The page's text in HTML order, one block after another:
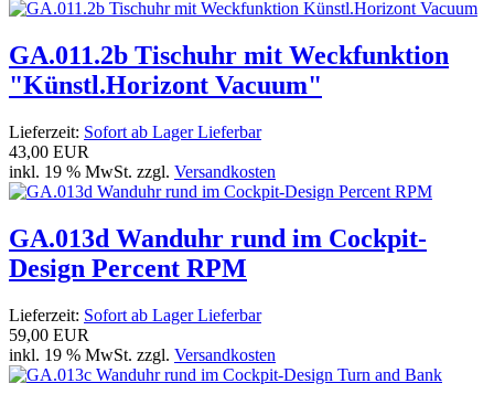
GA.011.2b Tischuhr mit Weckfunktion
"Künstl.Horizont Vacuum"
Lieferzeit: Sofort ab Lager Lieferbar
43,00 EUR
inkl. 19 % MwSt. zzgl. Versandkosten
GA.013d Wanduhr rund im Cockpit-
Design Percent RPM
Lieferzeit: Sofort ab Lager Lieferbar
59,00 EUR
inkl. 19 % MwSt. zzgl. Versandkosten